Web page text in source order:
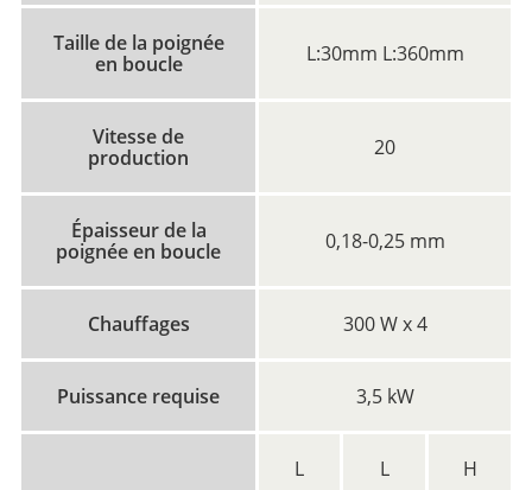
Taille de la poignée
en boucle
L:30mm L:360mm
Vitesse de
production
20
Épaisseur de la
poignée en boucle
0,18-0,25 mm
Chauffages 300 W x 4
Puissance requise 3,5 kW
L L H